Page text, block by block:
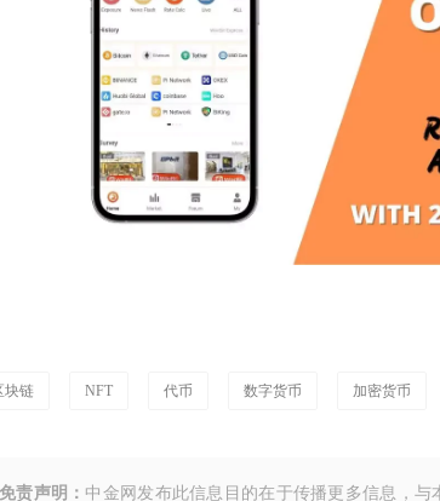
块链 NFT 代币 数字货币 加密货币
免责声明： 中金网发布此信息目的在于传播更多信息，